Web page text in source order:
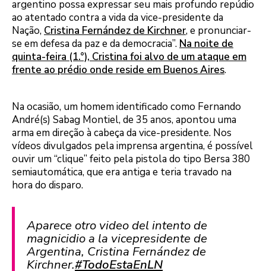
argentino possa expressar seu mais profundo repúdio
ao atentado contra a vida da vice-presidente da
Nação, Cristina Fernández de Kirchner, e pronunciar-
se em defesa da paz e da democracia”. Na noite de
quinta-feira (1.°), Cristina foi alvo de um ataque em
frente ao prédio onde reside em Buenos Aires.
Na ocasião, um homem identificado como Fernando
André(s) Sabag Montiel, de 35 anos, apontou uma
arma em direção à cabeça da vice-presidente. Nos
vídeos divulgados pela imprensa argentina, é possível
ouvir um “clique” feito pela pistola do tipo Bersa 380
semiautomática, que era antiga e teria travado na
hora do disparo.
Aparece otro video del intento de
magnicidio a la vicepresidente de
Argentina, Cristina Fernández de
Kirchner.#TodoEstaEnLN